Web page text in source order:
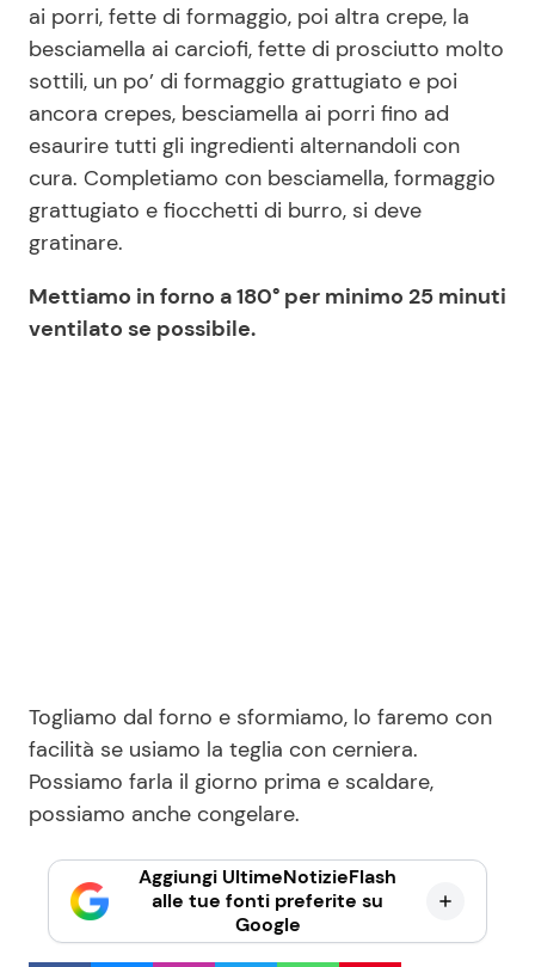
ai porri, fette di formaggio, poi altra crepe, la
besciamella ai carciofi, fette di prosciutto molto
sottili, un po’ di formaggio grattugiato e poi
ancora crepes, besciamella ai porri fino ad
esaurire tutti gli ingredienti alternandoli con
cura. Completiamo con besciamella, formaggio
grattugiato e fiocchetti di burro, si deve
gratinare.
Mettiamo in forno a 180° per minimo 25 minuti
ventilato se possibile.
Togliamo dal forno e sformiamo, lo faremo con
facilità se usiamo la teglia con cerniera.
Possiamo farla il giorno prima e scaldare,
possiamo anche congelare.
Aggiungi UltimeNotizieFlash
alle tue fonti preferite su
Google